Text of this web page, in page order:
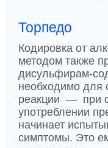
Торпедо
Кодировка от
методом также
дисульфирам-
необходимо для
реакции — при
употреблении
начинает
симптомы. Это